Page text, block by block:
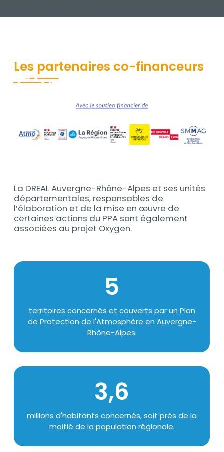
Les partenaires co-financeurs
La DREAL Auvergne-Rhône-Alpes et ses unités
départementales, responsables de
l’élaboration et de la mise en œuvre de
certaines actions du PPA sont également
associées au projet Oxygen.
Chiffres
5
Texte
territoires concernés et couverts par un Plan
de Protection de l'Atmosphère en Auvergne-
Rhône-Alpes.
3,6
Texte
millions d'habitants concernés, soit près de la
moitié de la population régionale.